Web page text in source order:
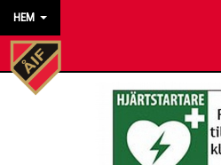
HEM
HEM